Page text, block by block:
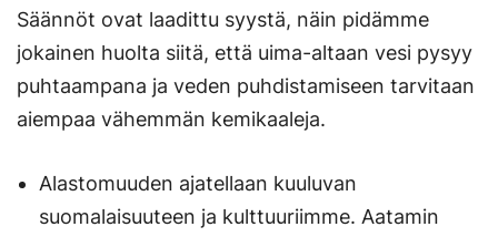
Säännöt ovat laadittu syystä, näin pidämme
jokainen huolta siitä, että uima-altaan vesi pysyy
puhtaampana ja veden puhdistamiseen tarvitaan
aiempaa vähemmän kemikaaleja.
Alastomuuden ajatellaan kuuluvan
suomalaisuuteen ja kulttuuriimme. Aatamin